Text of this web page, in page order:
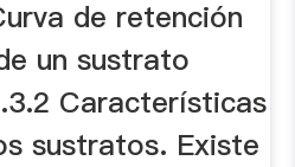
de retención
un sustrato
Características
sustratos. Existe